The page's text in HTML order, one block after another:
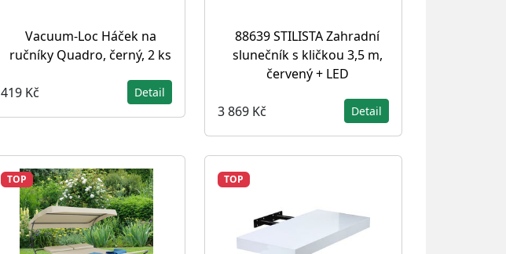
Vacuum-Loc Háček na
ručníky Quadro, černý, 2 ks
419 Kč Detail
88639 STILISTA Zahradní
slunečník s kličkou 3,5 m,
červený + LED
3 869 Kč Detail
TOP TOP